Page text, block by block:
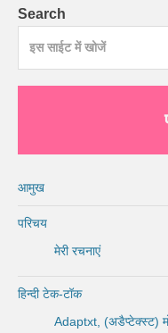
Search
आमुख
परिचय
मेरी रचनाएं
हिन्दी टेक-टॉक
Adaptxt, (अडैप्टेक्स्ट)